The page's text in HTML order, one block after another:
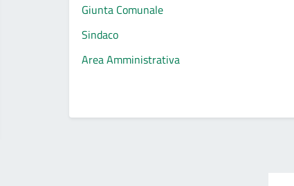
Giunta Comunale
Sindaco
Area Amministrativa